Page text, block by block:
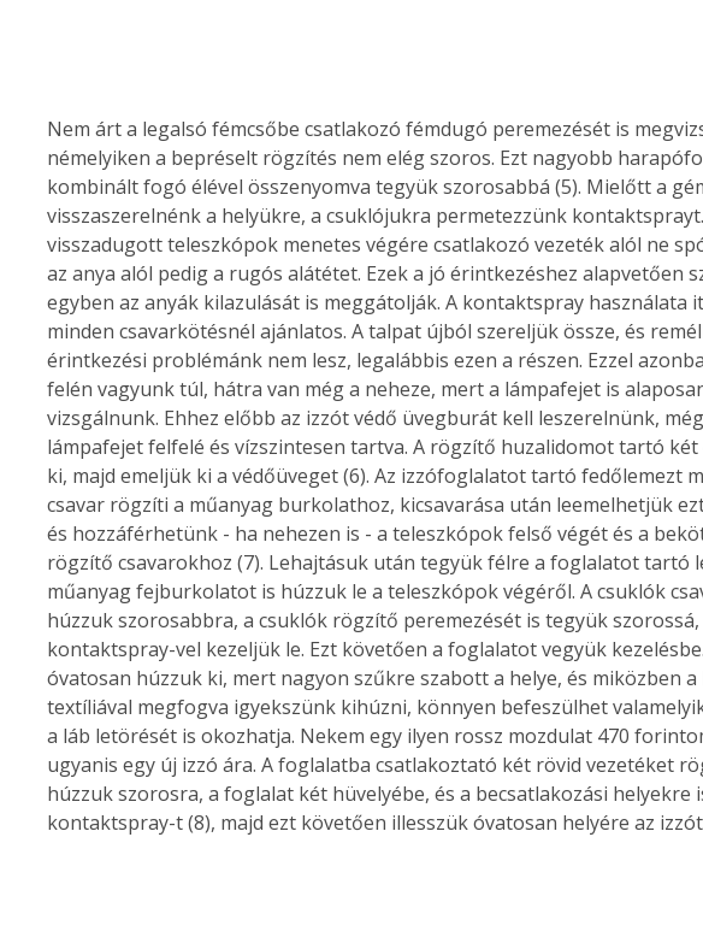
Nem árt a legalsó fémcsőbe csatlakozó fémdugó peremezését is
némelyiken a bepréselt rögzítés nem elég szoros. Ezt nagyobb
kombinált fogó élével összenyomva tegyük szorosabbá (5). Mielőtt a
visszaszerelnénk a helyükre, a csuklójukra permetezzünk
visszadugott teleszkópok menetes végére csatlakozó vezeték alól ne
az anya alól pedig a rugós alátétet. Ezek a jó érintkezéshez alapvetően
egyben az anyák kilazulását is meggátolják. A kontaktspray használata
minden csavarkötésnél ajánlatos. A talpat újból szereljük össze, és
érintkezési problémánk nem lesz, legalábbis ezen a részen. Ezzel
felén vagyunk túl, hátra van még a neheze, mert a lámpafejet is
vizsgálnunk. Ehhez előbb az izzót védő üvegburát kell leszerelnünk,
lámpafejet felfelé és vízszintesen tartva. A rögzítő huzalidomot tartó
ki, majd emeljük ki a védőüveget (6). Az izzófoglalatot tartó fedőlemezt
csavar rögzíti a műanyag burkolathoz, kicsavarása után leemelhetjük
és hozzáférhetünk - ha nehezen is - a teleszkópok felső végét és a
rögzítő csavarokhoz (7). Lehajtásuk után tegyük félre a foglalatot tartó
műanyag fejburkolatot is húzzuk le a teleszkópok végéről. A csuklók
húzzuk szorosabbra, a csuklók rögzítő peremezését is tegyük szorossá,
kontaktspray-vel kezeljük le. Ezt követően a foglalatot vegyük
óvatosan húzzuk ki, mert nagyon szűkre szabott a helye, és miközben
textíliával megfogva igyekszünk kihúzni, könnyen befeszülhet
a láb letörését is okozhatja. Nekem egy ilyen rossz mozdulat 470
ugyanis egy új izzó ára. A foglalatba csatlakoztató két rövid vezetéket
húzzuk szorosra, a foglalat két hüvelyébe, és a becsatlakozási helyekre
kontaktspray-t (8), majd ezt követően illesszük óvatosan helyére az